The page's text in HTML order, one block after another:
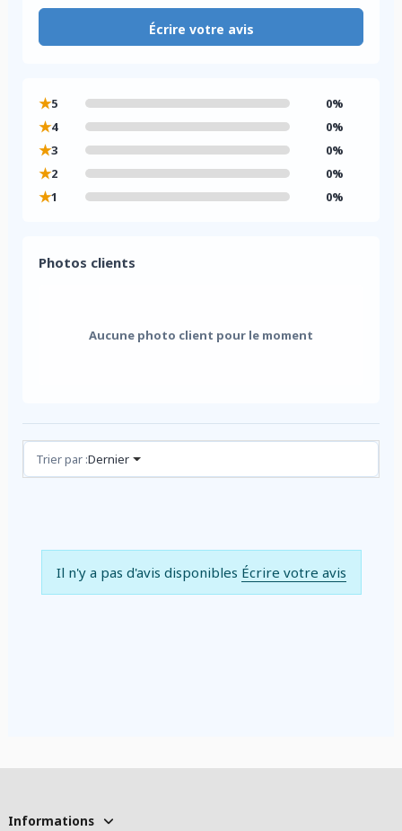
Écrire votre avis
★5 0%
★4 0%
★3 0%
★2 0%
★1 0%
Photos clients
Aucune photo client pour le moment
Avis (0)
Trier par :Dernier
Il n'y a pas d'avis disponibles Écrire votre avis
Informations